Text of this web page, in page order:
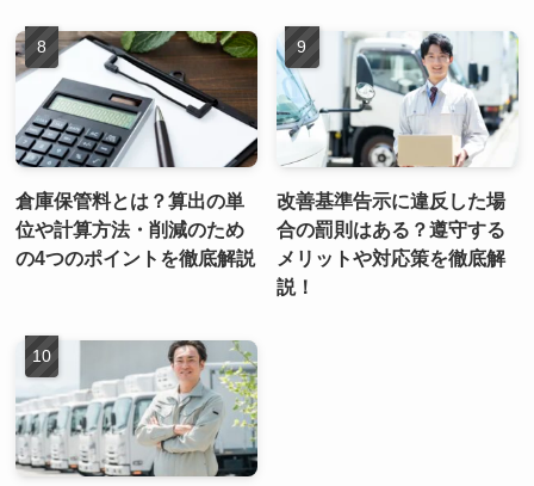
倉庫保管料とは？算出の単
位や計算方法・削減のため
の4つのポイントを徹底解説
改善基準告示に違反した場
合の罰則はある？遵守する
メリットや対応策を徹底解
説！